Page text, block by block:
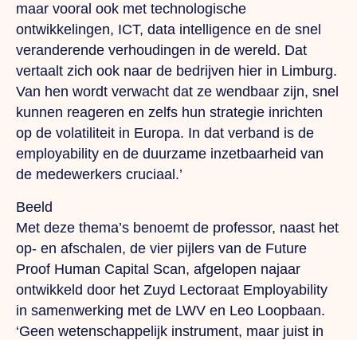
maar vooral ook met technologische
ontwikkelingen, ICT, data intelligence en de snel
veranderende verhoudingen in de wereld. Dat
vertaalt zich ook naar de bedrijven hier in Limburg.
Van hen wordt verwacht dat ze wendbaar zijn, snel
kunnen reageren en zelfs hun strategie inrichten
op de volatiliteit in Europa. In dat verband is de
employability en de duurzame inzetbaarheid van
de medewerkers cruciaal.’
Beeld
Met deze thema’s benoemt de professor, naast het
op- en afschalen, de vier pijlers van de Future
Proof Human Capital Scan, afgelopen najaar
ontwikkeld door het Zuyd Lectoraat Employability
in samenwerking met de LWV en Leo Loopbaan.
‘Geen wetenschappelijk instrument, maar juist in